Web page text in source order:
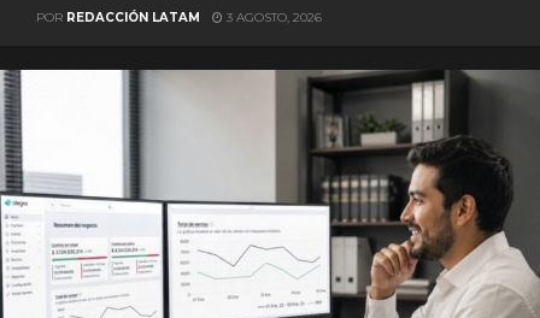
POR REDACCIÓN LATAM 3 AGOSTO, 2026